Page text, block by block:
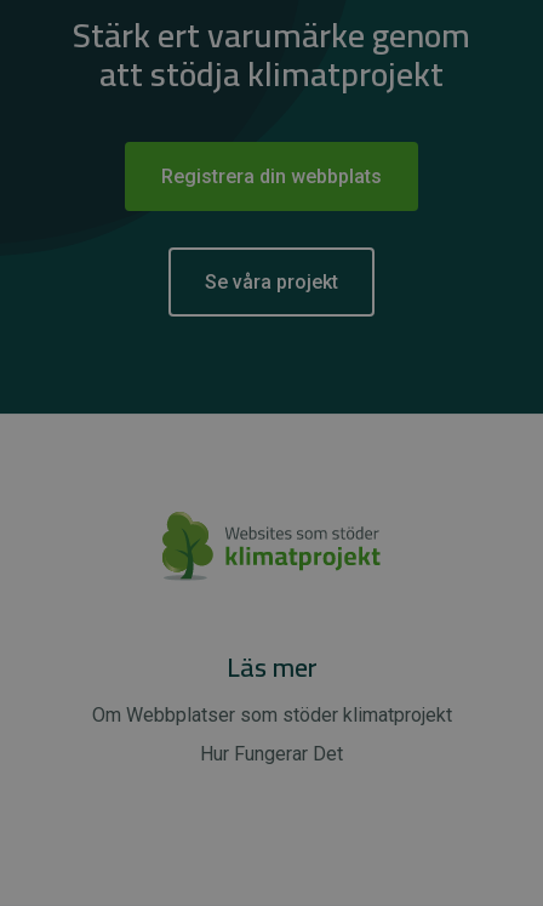
Stärk ert varumärke genom
att stödja klimatprojekt
Registrera din webbplats
Se våra projekt
Läs mer
Om Webbplatser som stöder klimatprojekt
Hur Fungerar Det